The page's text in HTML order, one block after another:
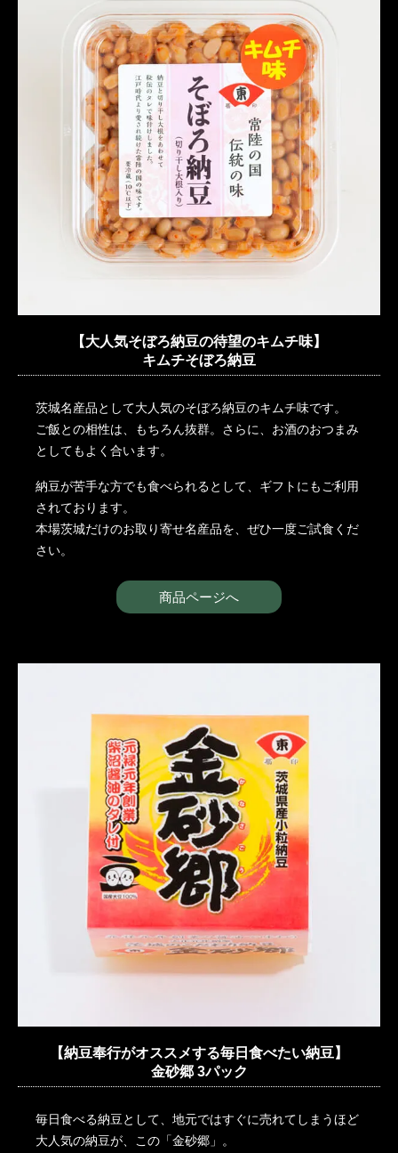
【大人気そぼろ納豆の待望のキムチ味】
キムチそぼろ納豆
茨城名産品として大人気のそぼろ納豆のキムチ味です。
ご飯との相性は、もちろん抜群。さらに、お酒のおつまみ
としてもよく合います。
納豆が苦手な方でも食べられるとして、ギフトにもご利用
されております。
本場茨城だけのお取り寄せ名産品を、ぜひ一度ご試食くだ
さい。
商品ページへ
【納豆奉行がオススメする毎日食べたい納豆】
金砂郷 3パック
毎日食べる納豆として、地元ではすぐに売れてしまうほど
大人気の納豆が、この「金砂郷」。